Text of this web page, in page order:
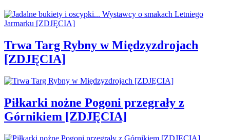
Trwa Targ Rybny w Międzyzdrojach
[ZDJĘCIA]
Piłkarki nożne Pogoni przegrały z
Górnikiem [ZDJĘCIA]